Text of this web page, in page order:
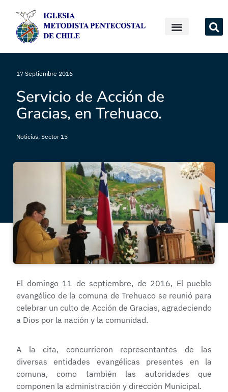
17 Septiembre 2016
Servicio de Acción de
Gracias, en Trehuaco.
Noticias, Sector 15
El domingo 11 de septiembre, de 2016, El pueblo
evangélico de la comuna de Trehuaco se reunió para
celebrar un culto de Acción de Gracias, agradeciendo
a Dios por la nación y la comunidad.
A la cita, concurrieron representantes de las
diversas entidades evangélicas presentes en la
comuna, como también las autoridades que
componen la administración y dirección Municipal.